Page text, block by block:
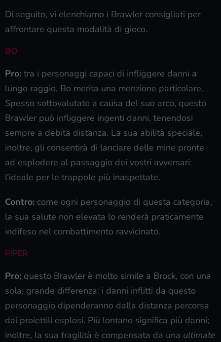
Di seguito, vi elenchiamo i Brawler consigliati per
affrontare questa modalità di gioco.
BO
Pro: tra i personaggi capaci di infliggere danni a
lungo raggio, Bo merita una menzione particolare.
Spesso sottovalutato a causa del suo arco, questo
Brawler può infliggere ingenti danni, tenendosi
sempre a debita distanza. La sua abilità speciale,
inoltre, gli consentirà di lanciare delle mine pronte
ad esplodere al passaggio dei vostri avversari:
l’ideale per le trappole più inaspettate.
Contro: come ogni personaggio di questa categoria,
la sua salute non elevata lo renderà praticamente
indifeso nel combattimento ravvicinato.
PIPER
Pro: questo Brawler è molto simile a Brock, con una
sola, grande differenza: i danni inflitti da questo
personaggio dipenderanno dalla distanza percorsa
dai proiettili esplosi. Più lontano significa più danni;
inoltre, la sua fragilità è compensata da una ultimate